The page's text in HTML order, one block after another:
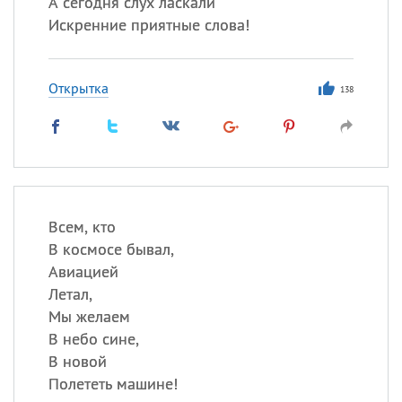
Искренние приятные слова!
Открытка 138
Всем, кто
В космосе бывал,
Авиацией
Летал,
Мы желаем
В небо сине,
В новой
Полететь машине!